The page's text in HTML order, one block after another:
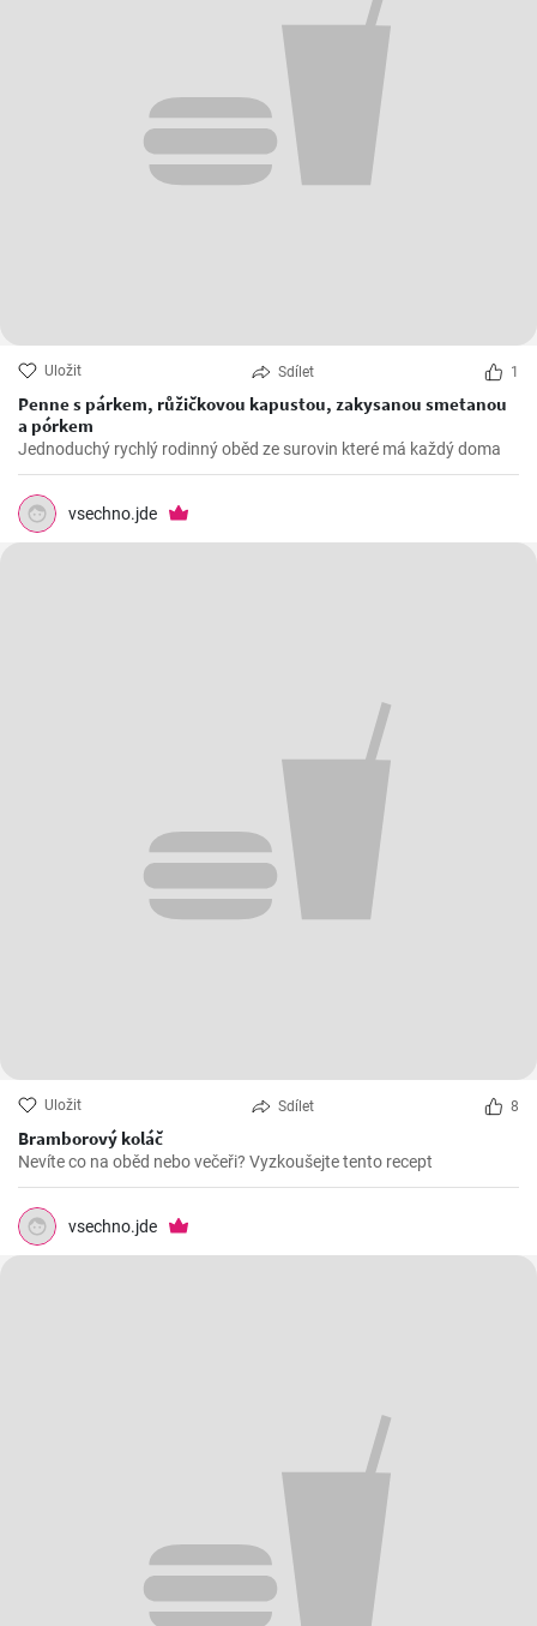
Uložit Sdílet 1
Penne s párkem, růžičkovou kapustou, zakysanou smetanou
a pórkem
Jednoduchý rychlý rodinný oběd ze surovin které má každý doma
vsechno.jde
Uložit Sdílet 8
Bramborový koláč
Nevíte co na oběd nebo večeři? Vyzkoušejte tento recept
vsechno.jde